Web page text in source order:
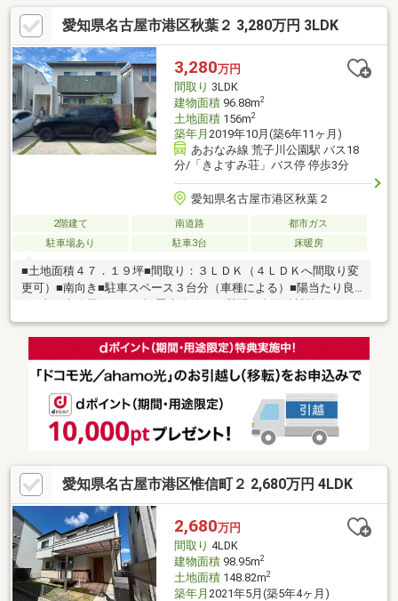
生活をこの住まいから。この機会にご検討ください。 ～ 周
辺施設 ～・市立高木小学校 530m・市立宝神中学校 1790m・
アピタ 港店 510m・セブンイレブン 名古屋高木町2丁目店 370m・
ホームセンターバロー名港店 資材センター 260m・スギドラッグ
油屋店 420m・名古屋当知郵便局 1260m
愛知県名古屋市港区秋葉２ 3,280万円 3LDK
3,280万円
間取り 3LDK
建物面積96.88m2
土地面積156m2
築年月 2019年10月(築6年11ヶ月)
あおなみ線 荒子川公園駅 バス18
分/「きよすみ荘」バス停 停歩3分
愛知県名古屋市港区秋葉２
2階建て 南道路
都市ガス
駐車場あり
駐車3台 床暖房
■土地面積４７．１９坪■間取り：３ＬＤＫ（４ＬＤＫへ間取り変
更可）■南向き■駐車スペース３台分（車種による）■陽当たり良
ましたらお気軽にお問い合わせください。
愛知県名古屋市港区惟信町２ 2,680万円 4LDK
2,680万円
間取り 4LDK
建物面積98.95m2
土地面積148.82m2
築年月 2021年5月(築5年4ヶ月)